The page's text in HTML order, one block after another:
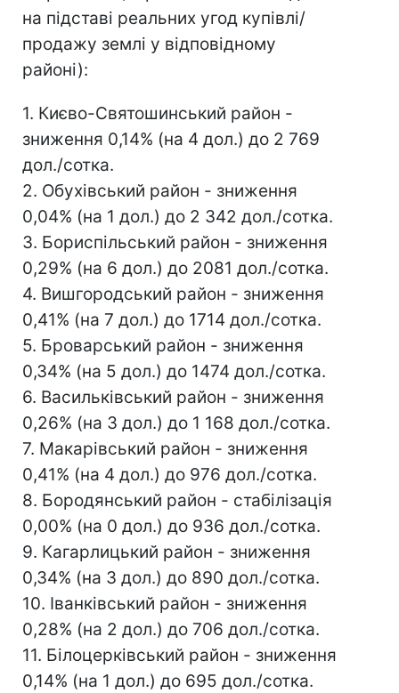
на підставі реальних угод купівлі/
продажу землі у відповідному
районі):
1. Києво-Святошинський район -
зниження 0,14% (на 4 дол.) до 2 769
дол./сотка.
2. Обухівський район - зниження
0,04% (на 1 дол.) до 2 342 дол./сотка.
3. Бориспільський район - зниження
0,29% (на 6 дол.) до 2081 дол./сотка.
4. Вишгородський район - зниження
0,41% (на 7 дол.) до 1714 дол./сотка.
5. Броварський район - зниження
0,34% (на 5 дол.) до 1474 дол./сотка.
6. Васильківський район - зниження
0,26% (на 3 дол.) до 1 168 дол./сотка.
7. Макарівський район - зниження
0,41% (на 4 дол.) до 976 дол./сотка.
8. Бородянський район - стабілізація
0,00% (на 0 дол.) до 936 дол./сотка.
9. Кагарлицький район - зниження
0,34% (на 3 дол.) до 890 дол./сотка.
10. Іванківський район - зниження
0,28% (на 2 дол.) до 706 дол./сотка.
11. Білоцерківський район - зниження
0,14% (на 1 дол.) до 695 дол./сотка.